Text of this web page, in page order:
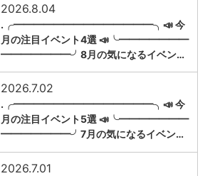
2026.8.04
.╭━━━━━━━━━━━━━━╮📣 今
月の注目イベント4選 📣╰━━━━━━━
━━━━━━━╯8月の気になるイベン…
2026.7.02
.╭━━━━━━━━━━━━━━╮📣 今
月の注目イベント5選 📣╰━━━━━━━
━━━━━━━╯7月の気になるイベン…
2026.7.01